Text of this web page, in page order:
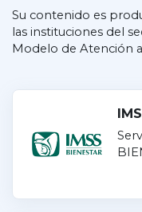
Su contenido es
las instituciones del
Modelo de Atención